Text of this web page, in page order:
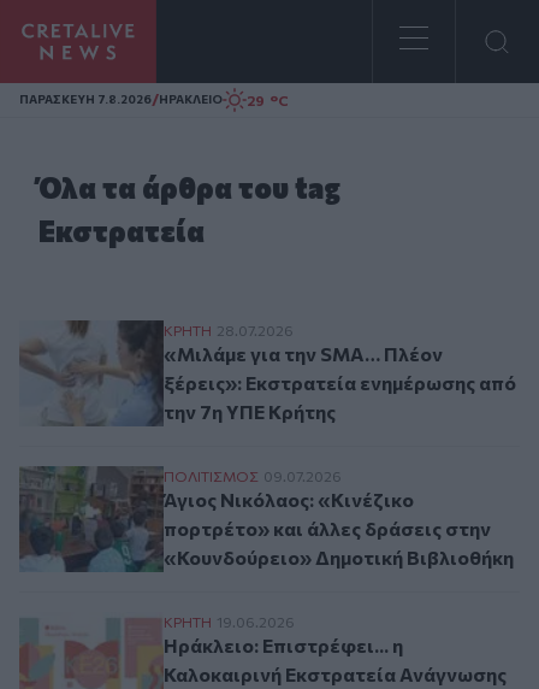
Homepage
ΠΑΡΑΣΚΕΥΗ 7.8.2026/ΗΡΑΚΛΕΙΟ 29 °C
Όλα τα άρθρα του tag
Εκστρατεία
«Μιλάμε για την SMA… Πλέον ξέρεις»:
ΚΡΗΤΗ 28.07.2026
«Μιλάμε για την SMA… Πλέον
ξέρεις»: Εκστρατεία ενημέρωσης από
την 7η ΥΠΕ Κρήτης
Άγιος Νικόλαος: «Κινέζικο πορτρέτο»
ΠΟΛΙΤΙΣΜΟΣ 09.07.2026
Άγιος Νικόλαος: «Κινέζικο
πορτρέτο» και άλλες δράσεις στην
«Κουνδούρειο» Δημοτική Βιβλιοθήκη
Ηράκλειο: Επιστρέφει... η Καλοκαιρινή
ΚΡΗΤΗ 19.06.2026
Ηράκλειο: Επιστρέφει... η
Καλοκαιρινή Εκστρατεία Ανάγνωσης